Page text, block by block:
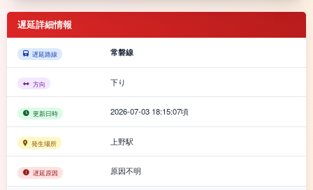
遅延詳細情報
遅延路線 常磐線
方向 下り
更新日時 2026-07-03 18:15:07頃
発生場所 上野駅
遅延原因 原因不明